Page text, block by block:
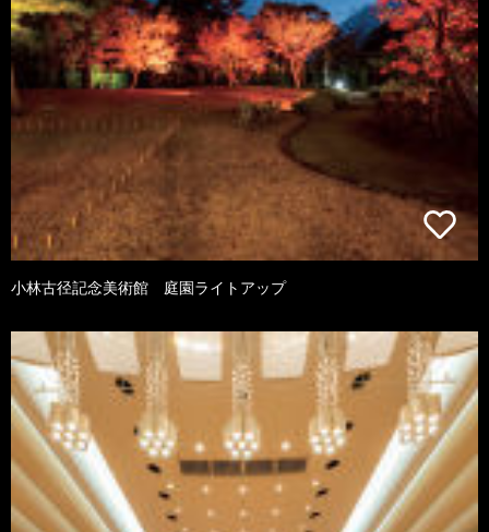
小林古径記念美術館 庭園ライトアップ